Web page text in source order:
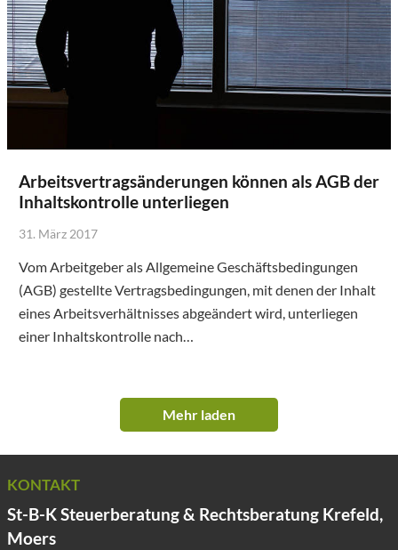
Arbeitsvertragsänderungen können als AGB der
Inhaltskontrolle unterliegen
31. März 2017
Vom Arbeitgeber als Allgemeine Geschäftsbedingungen
(AGB) gestellte Vertragsbedingungen, mit denen der Inhalt
eines Arbeitsverhältnisses abgeändert wird, unterliegen
einer Inhaltskontrolle nach…
Mehr laden
KONTAKT
St-B-K Steuerberatung & Rechtsberatung Krefeld,
Moers